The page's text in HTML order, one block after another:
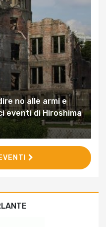
no alle armi e
eventi di Hiroshima